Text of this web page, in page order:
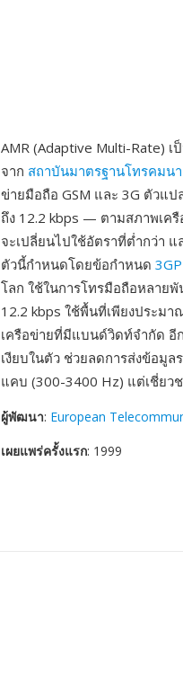
AMR (Adaptive Multi-Rate)
จาก สถาบันมาตรฐานโทรคมน
ข่ายมือถือ GSM และ 3G ตัว
ถึง 12.2 kbps — ตามสภาพเค
จะเปลี่ยนไปใช้อัตราที่ต่ำกว่า
ตัวนี้กำหนดโดยข้อกำหนด
โลก ใช้ในการโทรมือถือหลาย
12.2 kbps ใช้พื้นที่เพียงประมา
เครือข่ายที่มีแบนด์วิดท์จำกัด อี
เงียบในตัว ช่วยลดการส่งข้อมูล
แคบ (300-3400 Hz) แต่เชี่ยว
ผู้พัฒนา: European
เผยแพร่ครั้งแรก: 1999